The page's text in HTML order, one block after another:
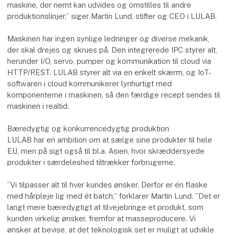
maskine, der nemt kan udvides og omstilles til andre
produktionslinjer,” siger Martin Lund, stifter og CEO i LULAB.
Maskinen har ingen synlige ledninger og diverse mekanik,
der skal drejes og skrues på. Den integrerede IPC styrer alt,
herunder I/O, servo, pumper og kommunikation til cloud via
HTTP/REST. LULAB styrer alt via en enkelt skærm, og IoT-
softwaren i cloud kommunikerer lynhurtigt med
komponenterne i maskinen, så den færdige recept sendes til
maskinen i realtid.
Bæredygtig og konkurrencedygtig produktion
LULAB har en ambition om at sælge sine produkter til hele
EU, men på sigt også til bl.a. Asien, hvor skræddersyede
produkter i særdeleshed tiltrækker forbrugerne.
”Vi tilpasser alt til hver kundes ønsker. Derfor er én flaske
med hårpleje lig med ét batch,” forklarer Martin Lund. ”Det er
langt mere bæredygtigt at tilvejebringe et produkt, som
kunden virkelig ønsker, fremfor at masseproducere. Vi
ønsker at bevise, at det teknologisk set er muligt at udvikle